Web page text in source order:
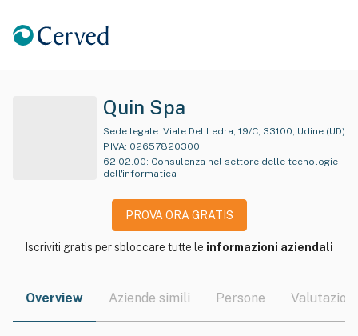
Quin Spa
Sede legale: Viale Del Ledra, 19/C, 33100, Udine (UD)
P.IVA: 02657820300
62.02.00: Consulenza nel settore delle tecnologie
dell'informatica
PROVA ORA GRATIS
Iscriviti gratis per sbloccare tutte le informazioni aziendali
Overview Aziende simili Persone Valutazioni